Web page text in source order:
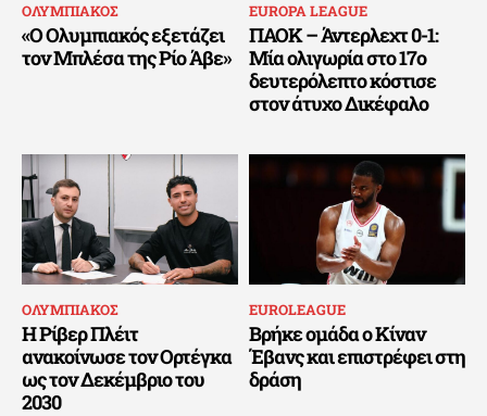
ΟΛΥΜΠΙΑΚΟΣ
«Ο Ολυμπιακός εξετάζει
τον Μπλέσα της Ρίο Άβε»
EUROPA LEAGUE
ΠΑΟΚ – Άντερλεχτ 0-1:
Μία ολιγωρία στο 17ο
δευτερόλεπτο κόστισε
στον άτυχο Δικέφαλο
ΟΛΥΜΠΙΑΚΟΣ
Η Ρίβερ Πλέιτ
ανακοίνωσε τον Ορτέγκα
ως τον Δεκέμβριο του
2030
EUROLEAGUE
Βρήκε ομάδα ο Κίναν
Έβανς και επιστρέφει στη
δράση